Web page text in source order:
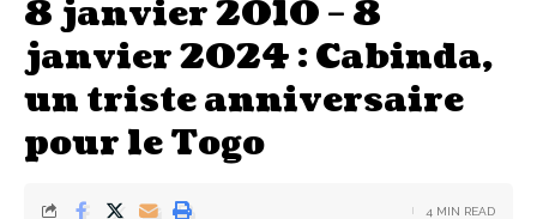
8 janvier 2010 – 8
janvier 2024 : Cabinda,
un triste anniversaire
pour le Togo
4 MIN READ